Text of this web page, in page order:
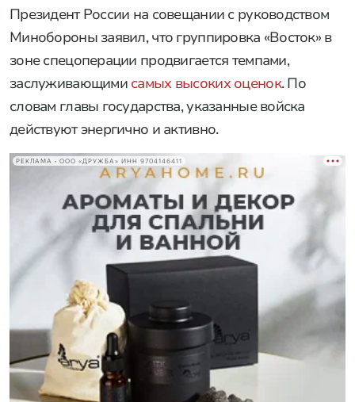
Президент России на совещании с руководством
Минобороны заявил, что группировка «Восток» в
зоне спецоперации продвигается темпами,
заслуживающими самых высоких оценок. По
словам главы государства, указанные войска
действуют энергично и активно.
РЕКЛАМА • ООО «ДРУЖБА» ИНН 9704146411